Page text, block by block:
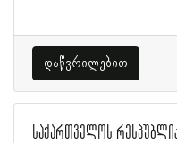
დაწვრილებით
საქართველოს